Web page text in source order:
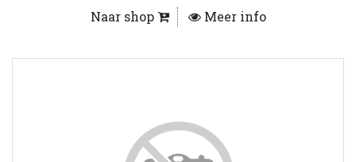
Naar shop Meer info